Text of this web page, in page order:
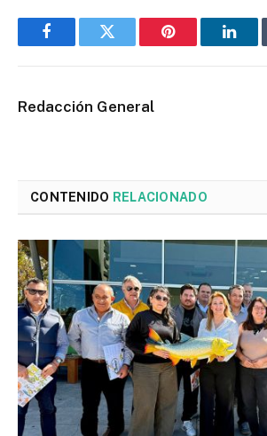
FacebookTwitter Pinterest
Redacción General
CONTENIDO RELACIONADO